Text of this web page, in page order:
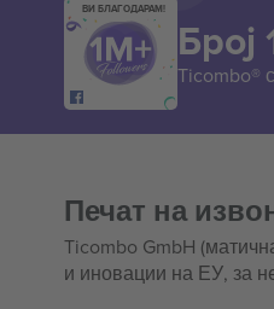
ВИ БЛАГОДАРАМ!
Број
Ticombo®
Печат на
Ticombo GmbH
и иновации на ЕУ, за